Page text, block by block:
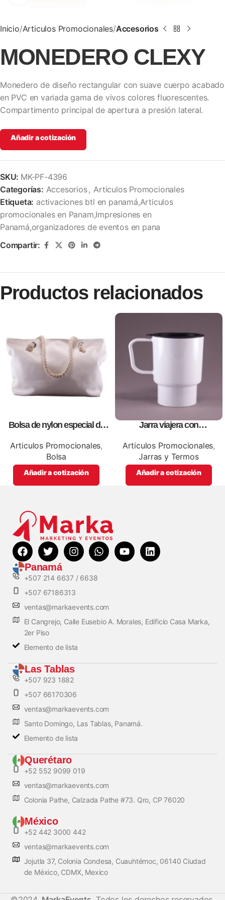
Inicio Articulos Promocionales Accesorios
MONEDERO CLEXY
Monedero de diseño rectangular con suave cuerpo acabado
en PVC en variada gama de vivos colores fluorescentes.
Compartimento principal de apertura a presión lateral.
Añadir a cotización
SKU: MK-PF-4396
Categorías: Accesorios, Articulos Promocionales
Etiqueta: activaciones btl en panamá,Articulos
promocionales en Panam,Impresiones en
Panamá,organizadores de eventos en pana
Compartir:
Productos relacionados
Bolsa de nylon especial de
con impresión full color.
Articulos Promocionales,
Bolsa
Añadir a cotización
Jarra viajera con
impresion full color
Articulos Promocionales,
Jarras y Termos
Añadir a cotización
Panamá
+507 214 6637 / 6638
+507 67186313
ventas@markaevents.com
El Cangrejo, Calle Eusebio A. Morales, Edificio Casa Marka,
2er Piso
Elemento de lista
Las Tablas
+507 923 1882
+507 66170306
ventas@markaevents.com
Santo Domingo, Las Tablas, Panamá.
Elemento de lista
Querétaro
+52 552 9099 019
ventas@markaevents.com
Colonia Pathe, Calzada Pathe #73. Qro, CP 76020
México
+52 442 3000 442
ventas@markaevents.com
Jojutla 37, Colonia Condesa, Cuauhtémoc, 06140 Ciudad
de México, CDMX, Mexico